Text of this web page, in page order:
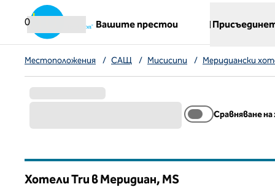
Прескачане към съдържанието
0
Вашите престои
Местоположения / САЩ / Мисисипи / Меридиански
Сравняване
Хотели Tru в Меридиан, MS